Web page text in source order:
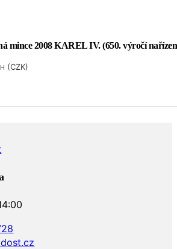
mince 2008 KAREL IV. (650. výročí
(CZK)